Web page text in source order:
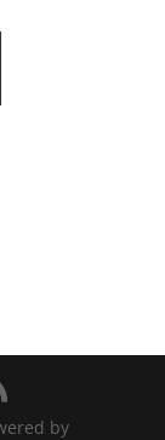
by